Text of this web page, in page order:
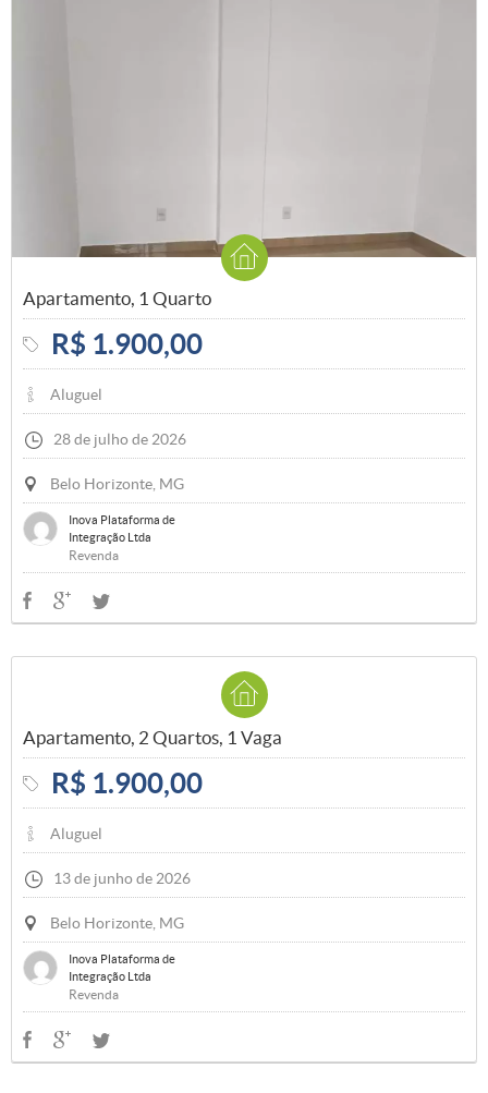
Apartamento, 1 Quarto
R$ 1.900,00
Aluguel
28 de julho de 2026
Belo Horizonte, MG
Inova Plataforma de
Integração Ltda
Revenda
Apartamento, 2 Quartos, 1 Vaga
R$ 1.900,00
Aluguel
13 de junho de 2026
Belo Horizonte, MG
Inova Plataforma de
Integração Ltda
Revenda